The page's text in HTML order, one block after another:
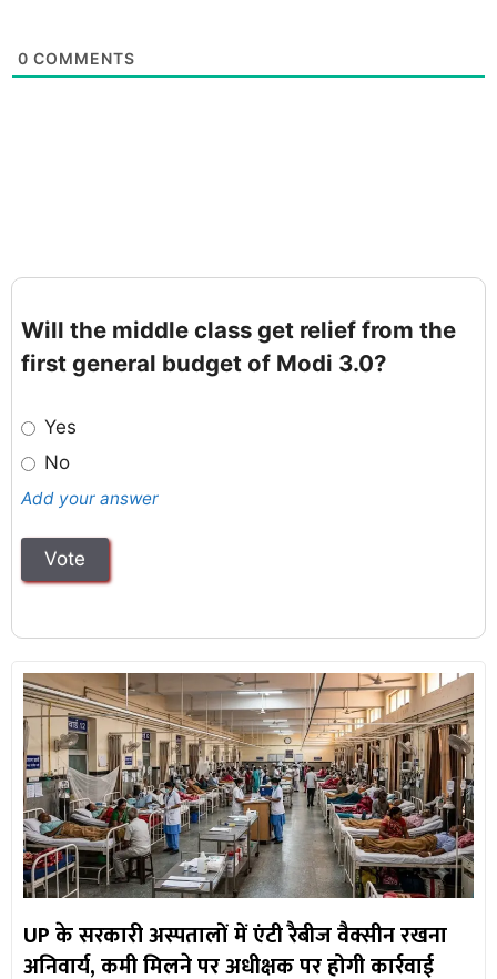
0 COMMENTS
Will the middle class get relief from the
first general budget of Modi 3.0?
Yes
No
Add your answer
UP के सरकारी अस्पतालों में एंटी रैबीज वैक्सीन रखना
अनिवार्य, कमी मिलने पर अधीक्षक पर होगी कार्रवाई